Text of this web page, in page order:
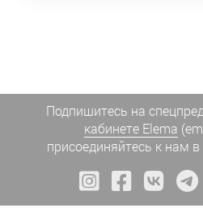
Подпишитесь на
кабинете Elema
присоединяйтесь к нам